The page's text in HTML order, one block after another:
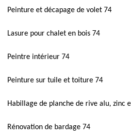
Peinture et décapage de volet 74
Lasure pour chalet en bois 74
Peintre intérieur 74
Peinture sur tuile et toiture 74
Habillage de planche de rive alu, zinc
Rénovation de bardage 74